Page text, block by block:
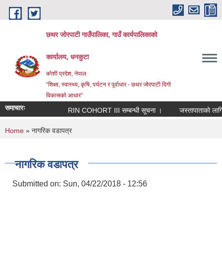
Skip to main content
छथर जोरपाटी गाउँपालिका, गाउँ कार्यपालिकाको
कार्यालय, धनकुटा
कोशी प्रदेश, नेपाल
“शिक्षा, स्वास्थ्य, कृषि, पर्यटन र पूर्वाधार - छथर जोरपाटी दिगो
विकासको आधार”
समाचारः RIN COHORT III सम्बन्धी सूचना । जस्तापाताको लागि
You are here
Home » नागरिक वडापत्र
नागरिक वडापत्र
Submitted on: Sun, 04/22/2018 - 12:56